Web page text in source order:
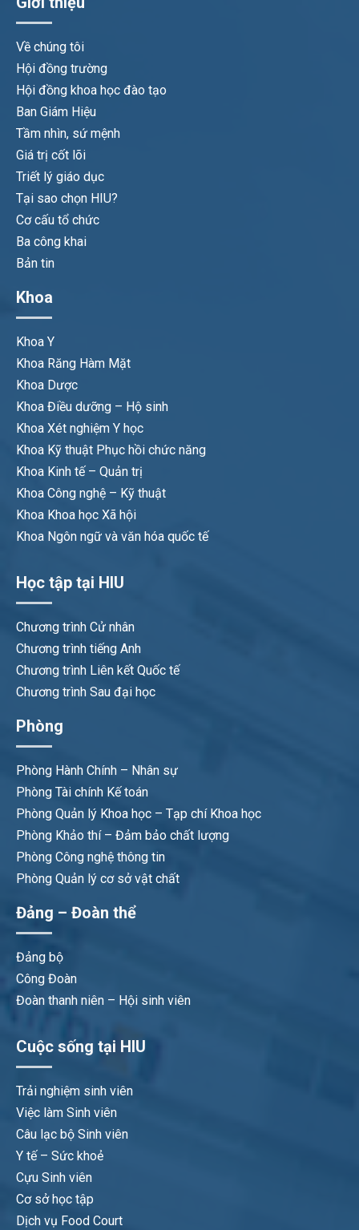
Về chúng tôi
Hội đồng trường
Hội đồng khoa học đào tạo
Ban Giám Hiệu
Tầm nhìn, sứ mệnh
Giá trị cốt lõi
Triết lý giáo dục
Tại sao chọn HIU?
Cơ cấu tổ chức
Ba công khai
Bản tin
Khoa
Khoa Y
Khoa Răng Hàm Mặt
Khoa Dược
Khoa Điều dưỡng – Hộ sinh
Khoa Xét nghiệm Y học
Khoa Kỹ thuật Phục hồi chức năng
Khoa Kinh tế – Quản trị
Khoa Công nghệ – Kỹ thuật
Khoa Khoa học Xã hội
Khoa Ngôn ngữ và văn hóa quốc tế
Học tập tại HIU
Chương trình Cử nhân
Chương trình tiếng Anh
Chương trình Liên kết Quốc tế
Chương trình Sau đại học
Phòng
Phòng Hành Chính – Nhân sự
Phòng Tài chính Kế toán
Phòng Quản lý Khoa học – Tạp chí Khoa học
Phòng Khảo thí – Đảm bảo chất lượng
Phòng Công nghệ thông tin
Phòng Quản lý cơ sở vật chất
Đảng – Đoàn thể
Đảng bộ
Công Đoàn
Đoàn thanh niên – Hội sinh viên
Cuộc sống tại HIU
Trải nghiệm sinh viên
Việc làm Sinh viên
Câu lạc bộ Sinh viên
Y tế – Sức khoẻ
Cựu Sinh viên
Cơ sở học tập
Dịch vụ Food Court